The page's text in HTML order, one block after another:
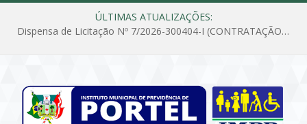
ÚLTIMAS ATUALIZAÇÕES:
Dispensa de Licitação Nº 7/2026-300404-I (CONTRATAÇÃO DE EMPRESA PARA MANUTENÇÃO E REPARAÇÃO DE APARELHOS DE AR CONDICIONADO, EM ATENDIMENTO ÀS NECESSIDADES DO INSTITUTO DE PREVIDÊNCIA MUNICIPAL DE PORTEL/PA)